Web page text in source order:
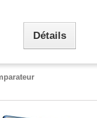
Détails